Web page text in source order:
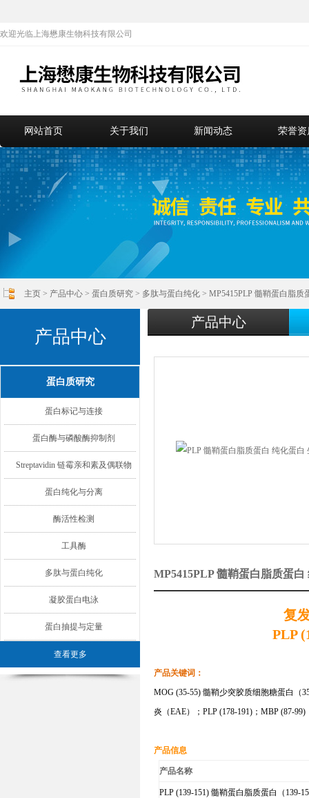
欢迎光临上海懋康生物科技有限公司
网站首页 关于我们 新闻动态 荣誉资
主页 > 产品中心 > 蛋白质研究 > 多肽与蛋白纯化 > MP5415PLP 髓鞘蛋白脂质
产品中心
蛋白质研究
蛋白标记与连接
蛋白酶与磷酸酶抑制剂
Streptavidin 链霉亲和素及偶联物
蛋白纯化与分离
酶活性检测
工具酶
多肽与蛋白纯化
凝胶蛋白电泳
蛋白抽提与定量
查看更多
产品中心
MP5415PLP 髓鞘蛋白脂质蛋
复
PLP
产品关键词：
MOG (35-55) 髓鞘少突胶质细胞糖蛋白（
炎（EAE）；PLP (178-191) ； MBP (87-99)
产品信息
产品名称
PLP (139-151) 髓鞘蛋白脂质蛋白（139-